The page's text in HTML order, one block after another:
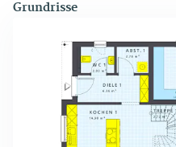
Grundrisse